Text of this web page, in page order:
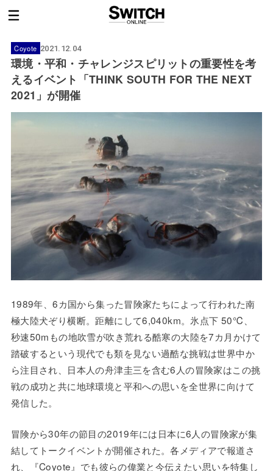
Coyote 2021.12.04
環境・平和・チャレンジスピリットの重要性を考
えるイベント「THINK SOUTH FOR THE NEXT
2021」が開催
1989年、6カ国から集った冒険家たちによって行われた南
極大陸犬ぞり横断。距離にして6,040km。氷点下 50℃、
秒速50mもの地吹雪が吹き荒れる酷寒の大陸を7カ月かけて
踏破するという現代でも類を見ない過酷な挑戦は世界中か
ら注目され、日本人の舟津圭三を含む6人の冒険家はこの挑
戦の成功と共に地球環境と平和への思いを全世界に向けて
発信した。
冒険から30年の節目の2019年には日本に6人の冒険家が集
結してトークイベントが開催された。各メディアで報道さ
れ、『Coyote』でも彼らの偉業と今伝えたい思いを特集し